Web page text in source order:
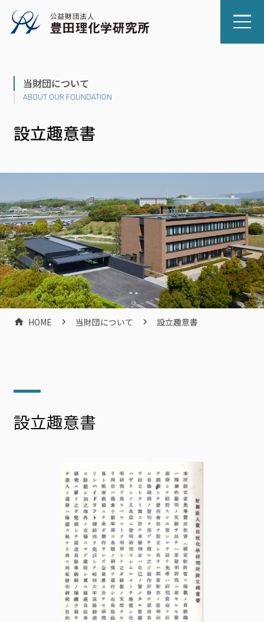
当財団について
ABOUT OUR FOUNDATION
設立趣意書
HOME 当財団について 設立趣意書
設立趣意書